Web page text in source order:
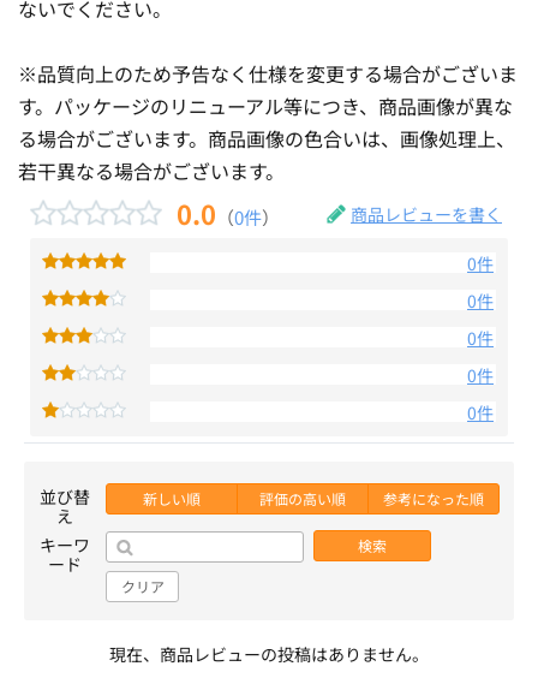
ないでください。
※品質向上のため予告なく仕様を変更する場合がございま
す。パッケージのリニューアル等につき、商品画像が異な
る場合がございます。商品画像の色合いは、画像処理上、
若干異なる場合がございます。
0.0 （0件） 商品レビューを書く
0件
0件
0件
0件
0件
並び替
え
新しい順 評価の高い順 参考になった順
キーワ
ード
検索
クリア
現在、商品レビューの投稿はありません。